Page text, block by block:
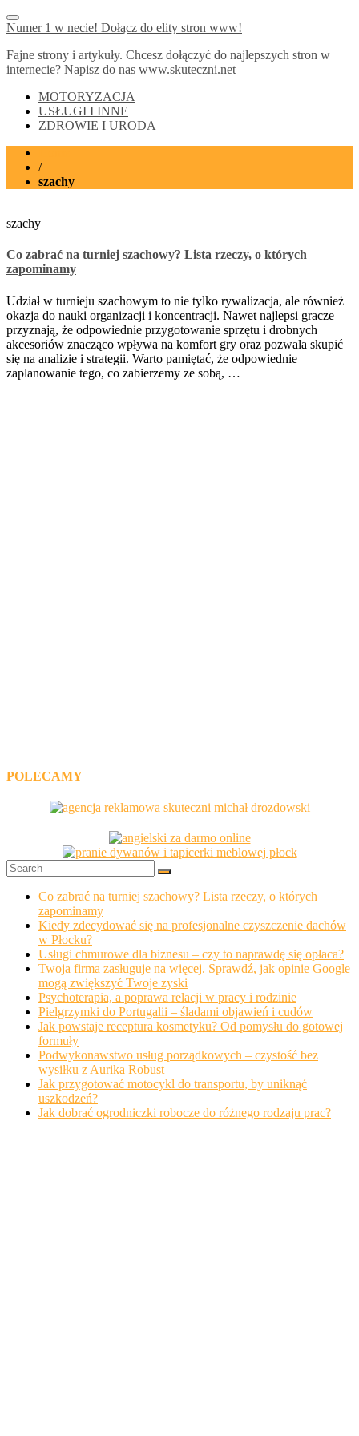
Numer 1 w necie! Dołącz do elity stron www!
Fajne strony i artykuły. Chcesz dołączyć do najlepszych stron w
internecie? Napisz do nas www.skuteczni.net
MOTORYZACJA
USŁUGI I INNE
ZDROWIE I URODA
/
szachy
szachy
Co zabrać na turniej szachowy? Lista rzeczy, o których
zapominamy
Udział w turnieju szachowym to nie tylko rywalizacja, ale również
okazja do nauki organizacji i koncentracji. Nawet najlepsi gracze
przyznają, że odpowiednie przygotowanie sprzętu i drobnych
akcesoriów znacząco wpływa na komfort gry oraz pozwala skupić
się na analizie i strategii. Warto pamiętać, że odpowiednie
zaplanowanie tego, co zabierzemy ze sobą, …
POLECAMY
Co zabrać na turniej szachowy? Lista rzeczy, o których
zapominamy
Kiedy zdecydować się na profesjonalne czyszczenie dachów
w Płocku?
Usługi chmurowe dla biznesu – czy to naprawdę się opłaca?
Twoja firma zasługuje na więcej. Sprawdź, jak opinie Google
mogą zwiększyć Twoje zyski
Psychoterapia, a poprawa relacji w pracy i rodzinie
Pielgrzymki do Portugalii – śladami objawień i cudów
Jak powstaje receptura kosmetyku? Od pomysłu do gotowej
formuły
Podwykonawstwo usług porządkowych – czystość bez
wysiłku z Aurika Robust
Jak przygotować motocykl do transportu, by uniknąć
uszkodzeń?
Jak dobrać ogrodniczki robocze do różnego rodzaju prac?